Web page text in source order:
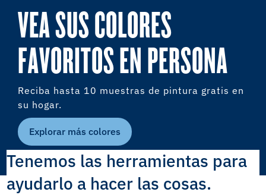
VEA SUS COLORES
FAVORITOS EN PERSONA
Reciba hasta 10 muestras de pintura gratis en
su hogar.
Explorar más colores
Tenemos las herramientas para
ayudarlo a hacer las cosas.